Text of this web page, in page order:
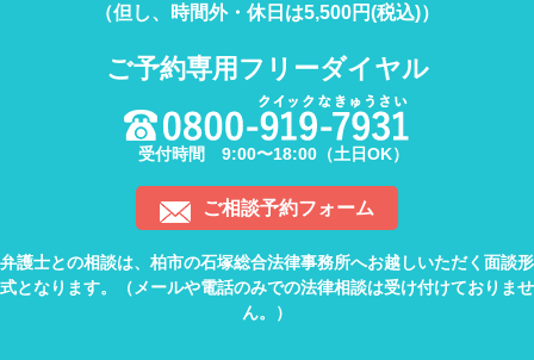
（但し、時間外・休日は5,500円(税込)）
ご予約専用フリーダイヤル
受付時間 9:00〜18:00（土日OK）
ご相談予約フォーム
弁護士との相談は、柏市の石塚総合法律事務所へお越しいただく面談形
式となります。（メールや電話のみでの法律相談は受け付けておりませ
ん。）